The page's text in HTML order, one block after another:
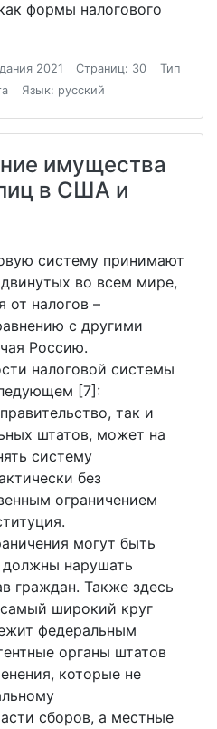
формы налогового
2021 Страниц: 30
Тип
Язык: русский
имущества
в США и
систему принимают
во всем мире,
от налогов –
с другими
Россию.
налоговой системы
[7]:
так и
штатов, может на
систему
без
ограничением
могут быть
должны нарушать
граждан. Также здесь
широкий круг
федеральным
органы штатов
которые не
сборов, а местные